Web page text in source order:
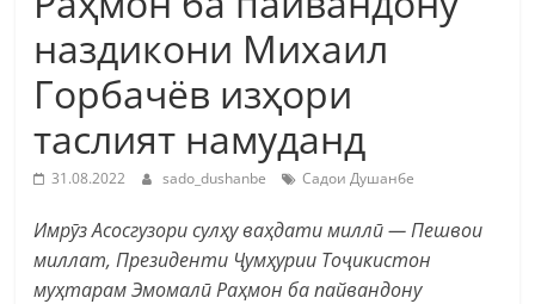
наздикони Михаил
Горбачёв изҳори
таслият намуданд
31.08.2022 sado_dushanbe Садои Душанбе
Имрӯз Асосгузори сулҳу ваҳдати миллӣ — Пешвои
миллат, Президенти Ҷумҳурии Тоҷикистон
муҳтарам Эмомалӣ Раҳмон ба пайвандону